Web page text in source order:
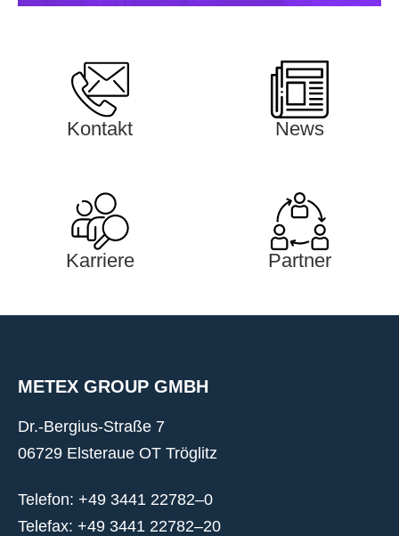
Kontakt News
Karriere Partner
METEX GROUP GMBH
Dr.-Bergius-Straße 7
06729 Elsteraue OT Tröglitz
Telefon: +49 3441 22782–0
Telefax: +49 3441 22782–20